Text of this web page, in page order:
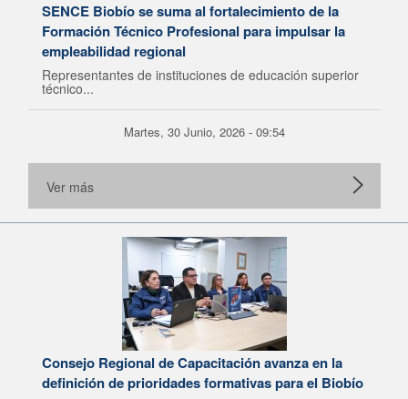
SENCE Biobío se suma al fortalecimiento de la
Formación Técnico Profesional para impulsar la
empleabilidad regional
Representantes de instituciones de educación superior
técnico...
Martes, 30 Junio, 2026 - 09:54
Ver más
Consejo Regional de Capacitación avanza en la
definición de prioridades formativas para el Biobío